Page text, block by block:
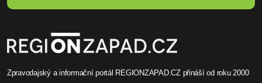
Zpravodajský a informační portál REGIONZAPAD.CZ přináší od roku 2000